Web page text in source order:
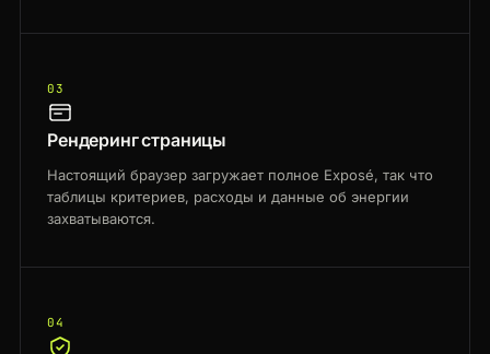
03
Рендеринг страницы
Настоящий браузер загружает полное Exposé, так что
таблицы критериев, расходы и данные об энергии
захватываются.
04